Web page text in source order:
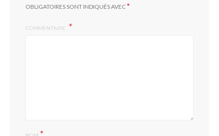
OBLIGATOIRES SONT INDIQUÉS AVEC*
COMMENTAIRE